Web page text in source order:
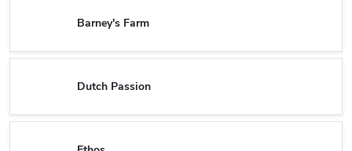
Barney's Farm
Dutch Passion